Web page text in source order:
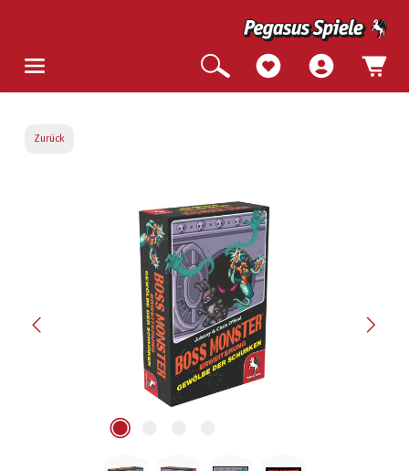
Zurück
Bildergalerie überspringen